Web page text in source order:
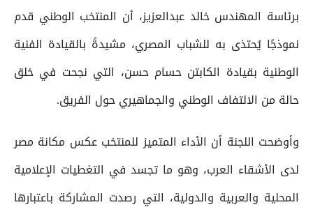
برئاسة المهندس خالد عبدالعزيز، أن المنتخب الوطني قدم
نموذجًا يُحتذى به للشباب المصري، مشيدةً بالقيادة الفنية
الوطنية بقيادة الكابتن حسام حسن، التي نجحت في خلق
حالة من الالتفاف الوطني والجماهيري حول الفريق.
وأوضحت اللجنة أن الأداء المتميز للمنتخب عكس مكانة مصر
لدى الأشقاء العرب، وهو ما تجسد في التغطيات الإعلامية
المحلية والعربية والدولية، التي رصدت المشاركة باعتبارها